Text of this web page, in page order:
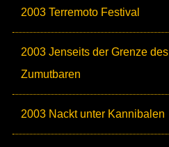
2003 Terremoto Festival
2003 Jenseits der Grenze des
Zumutbaren
2003 Nackt unter Kannibalen